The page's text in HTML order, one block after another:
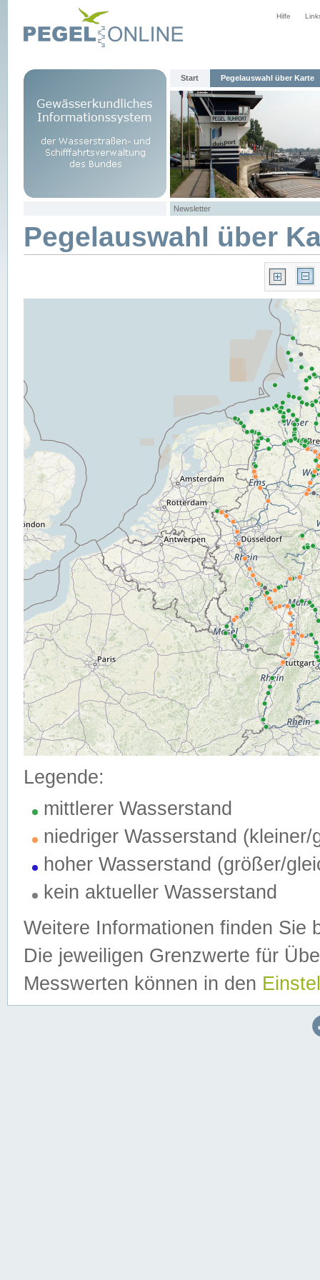
Hilfe
Start Pegelauswahl über Karte
Newsletter
Pegelauswahl über
Legende:
mittlerer Wasserstand
niedriger Wasserstand (kleiner/
hoher Wasserstand (größer/
kein aktueller Wasserstand
Weitere Informationen finden Sie
Die jeweiligen Grenzwerte für
Messwerten können in den